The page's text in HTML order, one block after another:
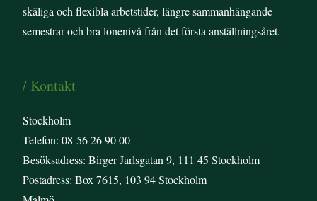
skäliga och flexibla arbetstider, längre sammanhängande
semestrar och bra lönenivå från det första anställningsåret.
/ Kontakt
Stockholm
Telefon: 08-56 26 90 00
Besöksadress: Birger Jarlsgatan 9, 111 45 Stockholm
Postadress: Box 7615, 103 94 Stockholm